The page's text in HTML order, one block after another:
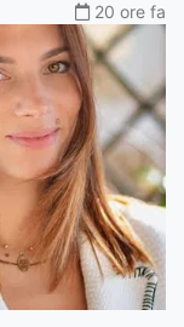
20 ore fa